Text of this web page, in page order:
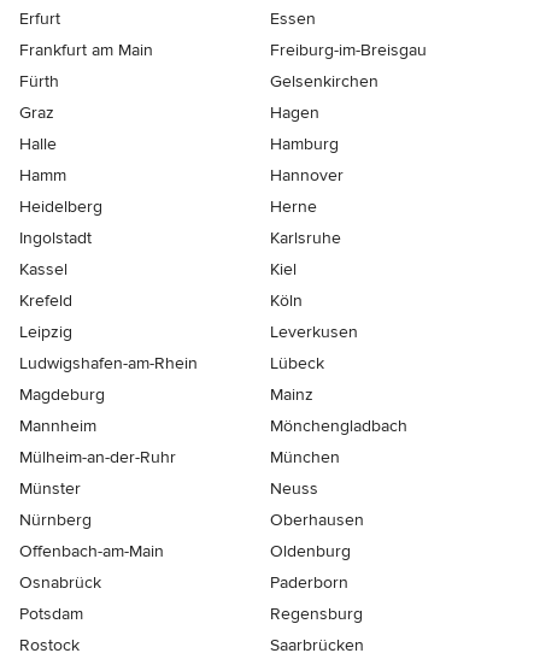
Erfurt
Essen
Frankfurt am Main
Freiburg-im-Breisgau
Fürth
Gelsenkirchen
Graz
Hagen
Halle
Hamburg
Hamm
Hannover
Heidelberg
Herne
Ingolstadt
Karlsruhe
Kassel
Kiel
Krefeld
Köln
Leipzig
Leverkusen
Ludwigshafen-am-Rhein
Lübeck
Magdeburg
Mainz
Mannheim
Mönchen­gladbach
Mülheim-an-der-Ruhr
München
Münster
Neuss
Nürnberg
Oberhausen
Offenbach-am-Main
Oldenburg
Osnabrück
Paderborn
Potsdam
Regensburg
Rostock
Saarbrücken